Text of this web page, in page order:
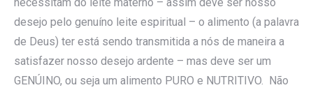
desejo pelo genuíno leite espiritual – o alimento (a palavra
de Deus) ter está sendo transmitida a nós de maneira a
satisfazer nosso desejo ardente – mas deve ser um
GENÚINO, ou seja um alimento PURO e NUTRITIVO. Não